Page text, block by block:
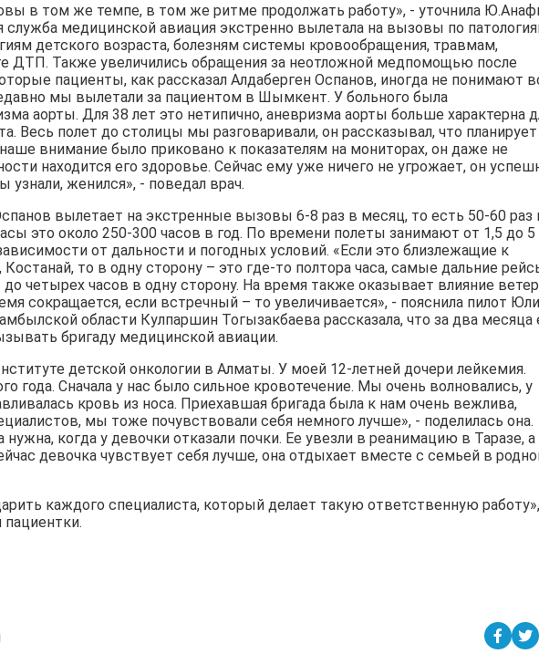
в том же темпе, в том же ритме продолжать работу», - уточнила
служба медицинской авиация экстренно вылетала на вызовы по
детского возраста, болезням системы кровообращения, травмам,
ДТП. Также увеличились обращения за неотложной медпомощью после
пациенты, как рассказал Алдаберген Оспанов, иногда не понимают
мы вылетали за пациентом в Шымкент. У больного была
аорты. Для 38 лет это нетипично, аневризма аорты больше характерна
Весь полет до столицы мы разговаривали, он рассказывал, что планирует
внимание было приковано к показателям на мониторах, он даже не
находится его здоровье. Сейчас ему уже ничего не угрожает, он
узнали, женился», - поведал врач.
вылетает на экстренные вызовы 6-8 раз в месяц, то есть 50-60 раз
это около 250-300 часов в год. По времени полеты занимают от 1,5 до 5
от дальности и погодных условий. «Если это близлежащие к
то в одну сторону – это где-то полтора часа, самые дальние
до четырех часов в одну сторону. На время также оказывает влияние
сокращается, если встречный – то увеличивается», - пояснила пилот
области Кулпаршин Тогызакбаева рассказала, что за два месяца
бригаду медицинской авиации.
детской онкологии в Алматы. У моей 12-летней дочери лейкемия.
года. Сначала у нас было сильное кровотечение. Мы очень волновались, у
кровь из ноcа. Приехавшая бригада была к нам очень вежлива,
мы тоже почувствовали себя немного лучше», - поделилась она.
когда у девочки отказали почки. Ее увезли в реанимацию в Таразе, а
девочка чувствует себя лучше, она отдыхает вместе с семьей в
каждого специалиста, который делает такую ответственную